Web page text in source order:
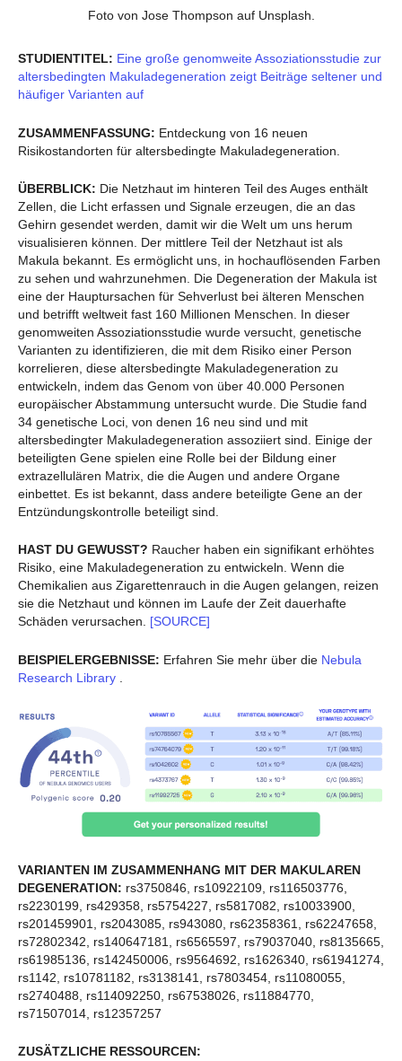
Foto von Jose Thompson auf Unsplash.
STUDIENTITEL: Eine große genomweite Assoziationsstudie zur
altersbedingten Makuladegeneration zeigt Beiträge seltener und
häufiger Varianten auf
ZUSAMMENFASSUNG: Entdeckung von 16 neuen
Risikostandorten für altersbedingte Makuladegeneration.
ÜBERBLICK: Die Netzhaut im hinteren Teil des Auges enthält
Zellen, die Licht erfassen und Signale erzeugen, die an das
Gehirn gesendet werden, damit wir die Welt um uns herum
visualisieren können. Der mittlere Teil der Netzhaut ist als
Makula bekannt. Es ermöglicht uns, in hochauflösenden Farben
zu sehen und wahrzunehmen. Die Degeneration der Makula ist
eine der Hauptursachen für Sehverlust bei älteren Menschen
und betrifft weltweit fast 160 Millionen Menschen. In dieser
genomweiten Assoziationsstudie wurde versucht, genetische
Varianten zu identifizieren, die mit dem Risiko einer Person
korrelieren, diese altersbedingte Makuladegeneration zu
entwickeln, indem das Genom von über 40.000 Personen
europäischer Abstammung untersucht wurde. Die Studie fand
34 genetische Loci, von denen 16 neu sind und mit
altersbedingter Makuladegeneration assoziiert sind. Einige der
beteiligten Gene spielen eine Rolle bei der Bildung einer
extrazellulären Matrix, die die Augen und andere Organe
einbettet. Es ist bekannt, dass andere beteiligte Gene an der
Entzündungskontrolle beteiligt sind.
HAST DU GEWUSST? Raucher haben ein signifikant erhöhtes
Risiko, eine Makuladegeneration zu entwickeln. Wenn die
Chemikalien aus Zigarettenrauch in die Augen gelangen, reizen
sie die Netzhaut und können im Laufe der Zeit dauerhafte
Schäden verursachen. [SOURCE]
BEISPIELERGEBNISSE: Erfahren Sie mehr über die Nebula
Research Library
VARIANTEN IM ZUSAMMENHANG MIT DER MAKULAREN
DEGENERATION: rs3750846, rs10922109, rs116503776,
rs2230199, rs429358, rs5754227, rs5817082, rs10033900,
rs201459901, rs2043085, rs943080, rs62358361, rs62247658,
rs72802342, rs140647181, rs6565597, rs79037040, rs8135665,
rs61985136, rs142450006, rs9564692, rs1626340, rs61941274,
rs1142, rs10781182, rs3138141, rs7803454, rs11080055,
rs2740488, rs114092250, rs67538026, rs11884770,
rs71507014, rs12357257
ZUSÄTZLICHE RESSOURCEN: